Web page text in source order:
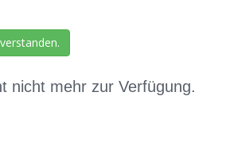
nicht mehr zur Verfügung.